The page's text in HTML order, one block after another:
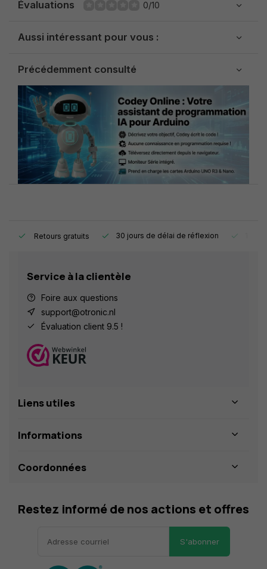
Évaluations 0/10
Aussi intéressant pour vous :
Précédemment consulté
Retours gratuits 30 jours de délai de réflexion
Service à la clientèle
Foire aux questions
support@otronic.nl
Évaluation client 9.5 !
Liens utiles
Informations
Coordonnées
Restez informé de nos actions et offres
S'abonner